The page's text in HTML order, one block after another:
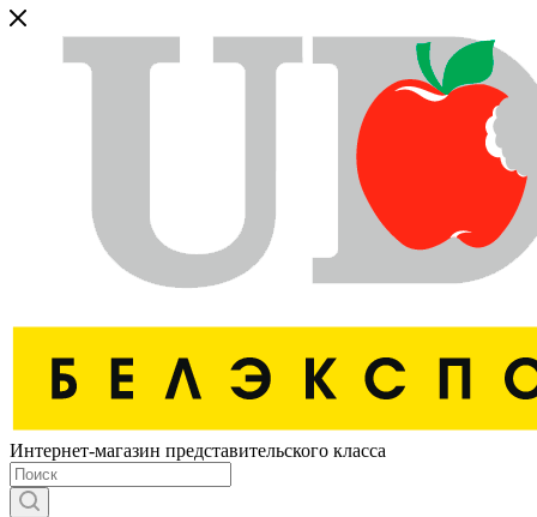
Интернет-магазин представительского класса